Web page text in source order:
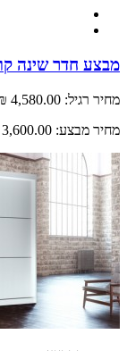
מבצע חדר שינה
מחיר רגיל: 4,580.00 ₪
מחיר מבצע: 3,600.00 ₪